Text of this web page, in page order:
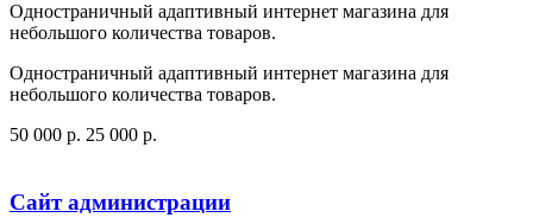
Одностраничный адаптивный интернет магазина для
небольшого количества товаров.
Одностраничный адаптивный интернет магазина для
небольшого количества товаров.
50 000 p. 25 000 p.
Сайт администрации